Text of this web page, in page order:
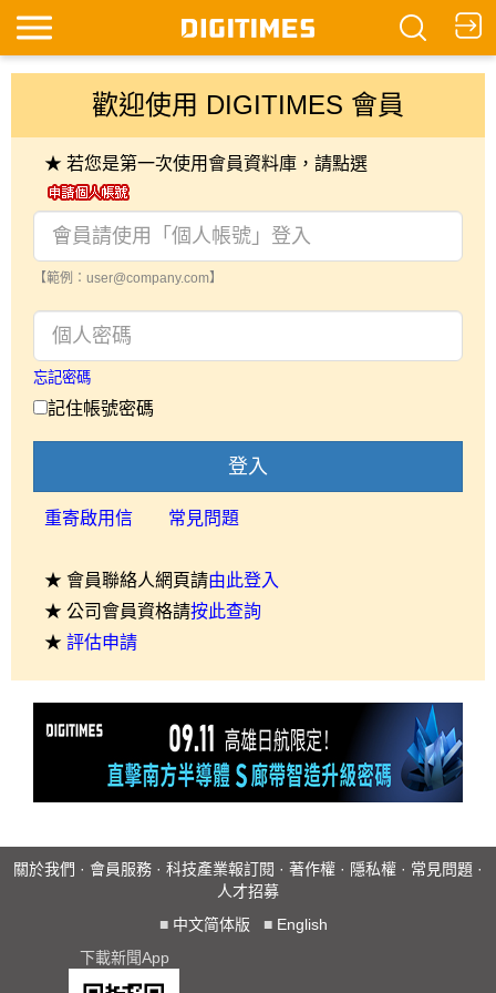
歡迎使用 DIGITIMES 會員
★ 若您是第一次使用會員資料庫，請點選
【範例：user@company.com】
忘記密碼
記住帳號密碼
登入
重寄啟用信 常見問題
★ 會員聯絡人網頁請由此登入
★ 公司會員資格請按此查詢
★ 評估申請
關於我們 · 會員服務 · 科技產業報訂閱 · 著作權 · 隱私權 · 常見問題 ·
人才招募
■ 中文简体版 ■ English
下載新聞App